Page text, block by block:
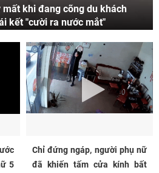
khi đang cõng du khách
kết "cười ra nước mắt"
5
Chỉ đứng ngáp, người phụ nữ
đã khiến tấm cửa kính bất